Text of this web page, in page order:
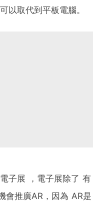
以取代到平板電腦。
子展 ，電子展除了 有
會推廣AR，因為 AR是